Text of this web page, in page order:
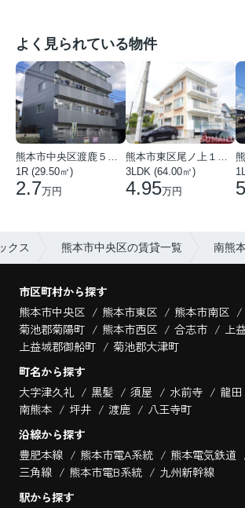
よく見られている物件
熊本市中央区渡鹿５丁目
1R (29.50㎡)
2.7万円
熊本市東区尾ノ上１丁目
3LDK (64.00㎡)
4.95万円
クス 熊本市中央区の賃貸一覧 南熊
市区町村から探す
熊本市中央区
熊本市東区 熊本市南区
菊池郡菊陽町
熊本市西区 合志市
上
上益城郡御船町
菊池郡大津町
町名から探す
大字津久礼
黒髪 須屋 水前寺 龍田
南熊本
坪井 渡鹿
八王寺町
沿線から探す
豊肥本線
熊本市電A系統 熊本電気鉄道
三角線
熊本市電B系統
九州新幹線
駅から探す